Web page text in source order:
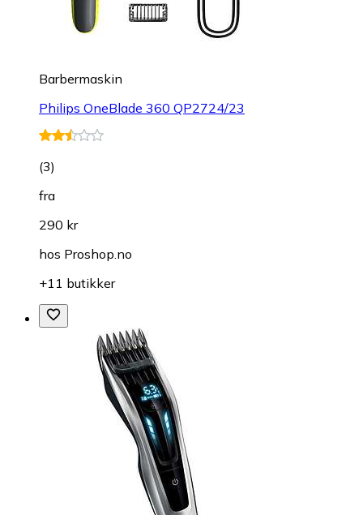
Barbermaskin
Philips OneBlade 360 QP2724/23
(3)
fra
290 kr
hos Proshop.no
+11 butikker